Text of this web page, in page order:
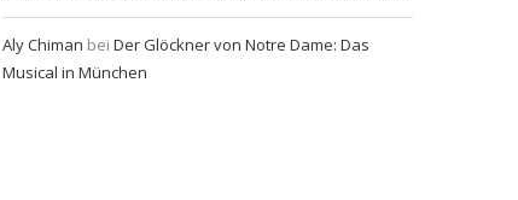
Aly Chiman bei Der Glöckner von Notre Dame: Das
Musical in München